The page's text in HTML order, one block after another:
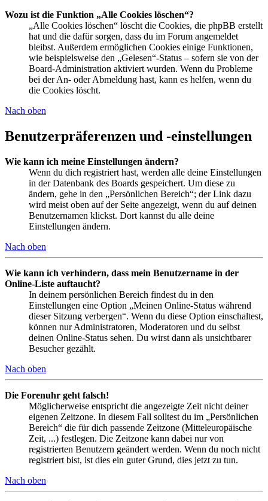
Wozu ist die Funktion „Alle Cookies löschen“?
„Alle Cookies löschen“ löscht die Cookies, die phpBB erstellt
hat und die dafür sorgen, dass du im Forum angemeldet
bleibst. Außerdem ermöglichen Cookies einige Funktionen,
wie beispielsweise den „Gelesen“-Status – sofern sie von der
Board-Administration aktiviert wurden. Wenn du Probleme
bei der An- oder Abmeldung hast, kann es helfen, wenn du
die Cookies löscht.
Nach oben
Benutzerpräferenzen und -einstellungen
Wie kann ich meine Einstellungen ändern?
Wenn du dich registriert hast, werden alle deine Einstellungen
in der Datenbank des Boards gespeichert. Um diese zu
ändern, gehe in den „Persönlichen Bereich“; der Link dazu
wird meist oben auf der Seite angezeigt, wenn du auf deinen
Benutzernamen klickst. Dort kannst du alle deine
Einstellungen ändern.
Nach oben
Wie kann ich verhindern, dass mein Benutzername in der
Online-Liste auftaucht?
In deinem persönlichen Bereich findest du in den
Einstellungen eine Option „Meinen Online-Status während
dieser Sitzung verbergen“. Wenn du diese Option einschaltest,
können nur Administratoren, Moderatoren und du selbst
deinen Online-Status sehen. Du wirst dann als unsichtbarer
Besucher gezählt.
Nach oben
Die Forenuhr geht falsch!
Möglicherweise entspricht die angezeigte Zeit nicht deiner
eigenen Zeitzone. In diesem Fall solltest du im „Persönlichen
Bereich“ die für dich passende Zeitzone (Mitteleuropäische
Zeit, ...) festlegen. Die Zeitzone kann dabei nur von
registrierten Benutzern geändert werden. Wenn du noch nicht
registriert bist, ist dies ein guter Grund, dies jetzt zu tun.
Nach oben